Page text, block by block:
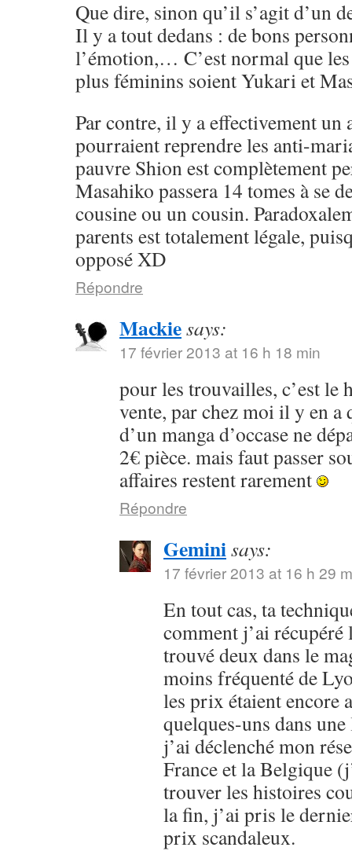
Que dire, sinon qu’il s’agit d’un
Il y a tout dedans : de bons
l’émotion,… C’est normal que
plus féminins soient Yukari et
Par contre, il y a effectivement un
pourraient reprendre les anti-
pauvre Shion est complètement
Masahiko passera 14 tomes à se
cousine ou un cousin.
parents est totalement légale,
opposé XD
Répondre
Mackiesays:
17 février 2013 at 16 h 18 min
pour les trouvailles, c’est le
vente, par chez moi il y en
d’un manga d’occase ne
2€ pièce. mais faut passer
affaires restent rarement
Répondre
Geminisays:
17 février 2013 at 16 h 29
En tout cas, ta
comment j’ai
trouvé deux dans le
moins fréquenté de
les prix étaient encore
quelques-uns dans
j’ai déclenché mon
France et la Belgique
trouver les histoires
la fin, j’ai pris le
prix scandaleux.